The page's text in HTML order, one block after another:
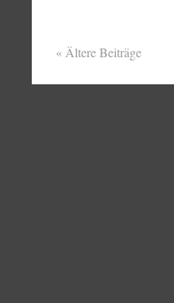
«Ältere Beiträge